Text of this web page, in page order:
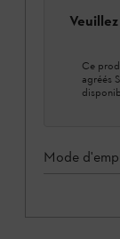
Ce
agréés
Mode